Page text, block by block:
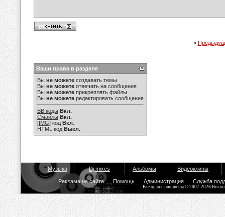
«
Ваши права в разделе
Вы не можете создавать темы
Вы не можете отвечать на сообщения
Вы не можете прикреплять файлы
Вы не можете редактировать сообщения
BB коды Вкл.
Смайлы Вкл.
[IMG] код Вкл.
HTML код Выкл.
Музыка Dj mixes Альбомы Видеоклипы
Реклама на сайте Помощь Администрация Служба
Все права защищены © 2007-2026